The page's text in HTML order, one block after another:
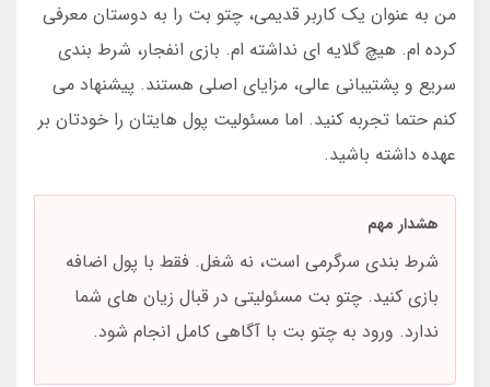
من به عنوان یک کاربر قدیمی، چتو بت را به دوستان معرفی
کرده ام. هیچ گلایه ای نداشته ام. بازی انفجار، شرط بندی
سریع و پشتیبانی عالی، مزایای اصلی هستند. پیشنهاد می
کنم حتما تجربه کنید. اما مسئولیت پول هایتان را خودتان بر
عهده داشته باشید.
هشدار مهم
شرط بندی سرگرمی است، نه شغل. فقط با پول اضافه
بازی کنید. چتو بت مسئولیتی در قبال زیان های شما
ندارد. ورود به چتو بت با آگاهی کامل انجام شود.